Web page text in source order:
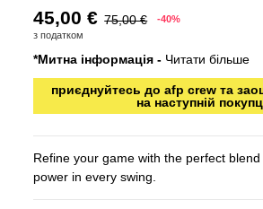
45,00 € 75,00 €
-40%
з податком
*Митна інформація - Читати більше
приєднуйтесь до afp crew та
на наступній
Refine your game with the perfect
power in every swing.